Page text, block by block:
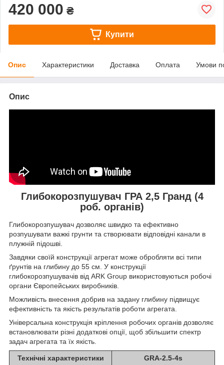
420 000 ₴
Купити
Опис Характеристики Доставка Оплата Умови
Опис
Глибокорозпушувач ГРА 2,5 Гранд (4
роб. органів)
Глибокорозпушувач дозволяє швидко та ефективно
розпушувати важкі грунти та створювати відповідні канали в
плужній підошві.
Завдяки своїй конструкції агрегат може обробляти всі типи
ґрунтів на глибину до 55 см. У конструкції
глибокорозпушувачів від ARK Group використовуються робочі
органи Європейських виробників.
Можливість внесення добрив на задану глибину підвищує
ефективність та якість результатів роботи агрегата.
Універсальна конструкція кріплення робочих органів дозволяє
встановлювати різні додаткові опції, щоб збільшити спектр
задач агрегата та їх якість.
Технічні характеристики
GRA-2.5-4s